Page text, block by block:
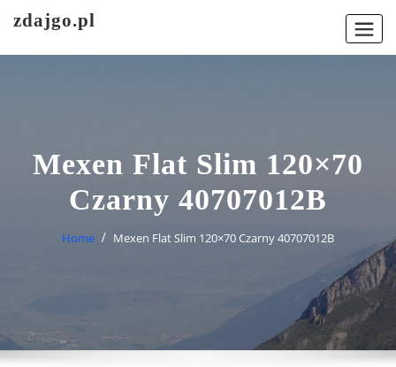
zdajgo.pl
Mexen Flat Slim 120×70
Czarny 40707012B
Home Mexen Flat Slim 120×70 Czarny 40707012B